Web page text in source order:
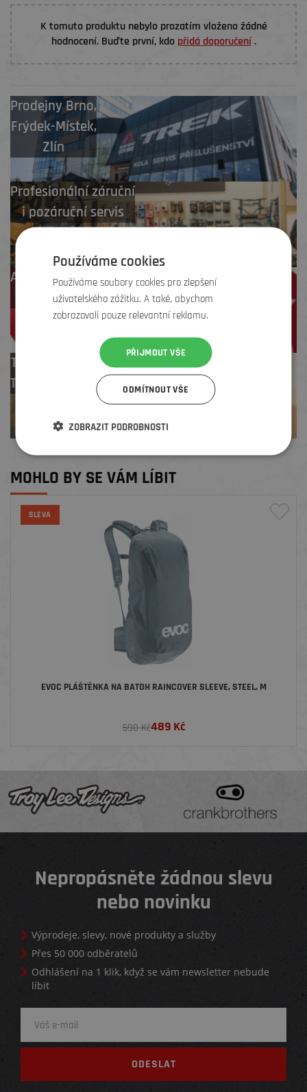
K tomuto produktu nebylo prozatím vloženo žádné
hodnocení. Buďte první, kdo přidá doporučení.
ProdejnyBrno,
Frýdek-Místek,
Zlín
Profesionální záruční
i pozáruční servis
Až 4 % cashback
na další nákup
Test centrum
TREK zdarma
MOHLO BY SE VÁM LÍBIT
SLEVA
EVOC PLÁŠTĚNKA NA BATOH RAINCOVER SLEEVE, STEEL, M
590 Kč489Kč
Nepropásněte žádnou slevu
nebo novinku
Výprodeje, slevy, nové produkty a služby
Přes 50 000 odběratelů
Odhlášení na 1 klik, když se vám newsletter nebude
líbit
Používáme cookies
Používáme soubory cookies pro zlepšení
uživatelského zážitku. A také, abychom
zobrazovali pouze relevantní reklamu.
PŘIJMOUT VŠE
ODMÍTNOUT VŠE
ZOBRAZIT PODROBNOSTI